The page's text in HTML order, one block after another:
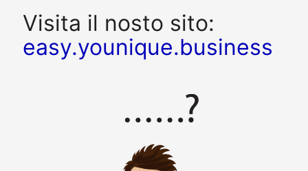
Visita il nosto sito:
easy.younique.business